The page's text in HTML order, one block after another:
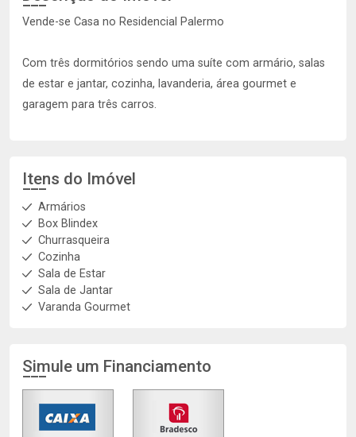
Vende-se Casa no Residencial Palermo
Com três dormitórios sendo uma suíte com armário, salas
de estar e jantar, cozinha, lavanderia, área gourmet e
garagem para três carros.
Itens do Imóvel
Armários
Box Blindex
Churrasqueira
Cozinha
Sala de Estar
Sala de Jantar
Varanda Gourmet
Simule um Financiamento